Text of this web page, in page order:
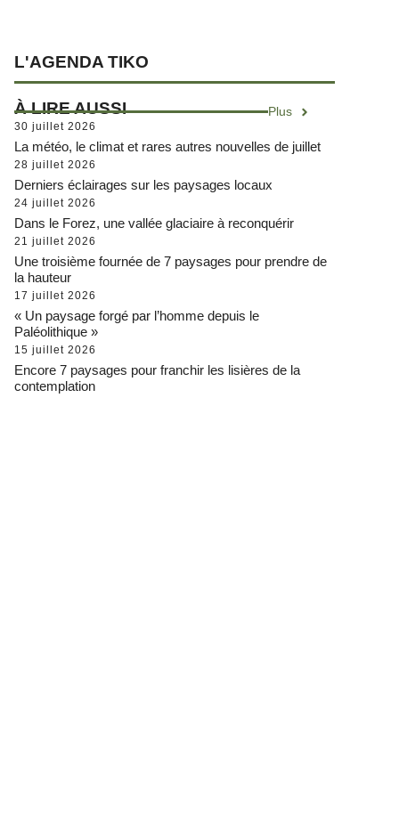
L'AGENDA TIKO
À LIRE AUSSI Plus
30 juillet 2026
La météo, le climat et rares autres nouvelles de juillet
28 juillet 2026
Derniers éclairages sur les paysages locaux
24 juillet 2026
Dans le Forez, une vallée glaciaire à reconquérir
21 juillet 2026
Une troisième fournée de 7 paysages pour prendre de
la hauteur
17 juillet 2026
« Un paysage forgé par l’homme depuis le
Paléolithique »
15 juillet 2026
Encore 7 paysages pour franchir les lisières de la
contemplation